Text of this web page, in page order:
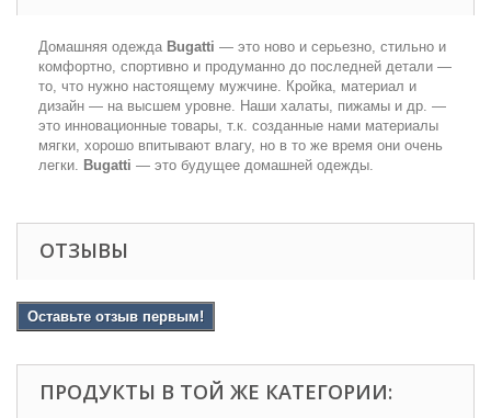
Домашняя одежда Bugatti — это ново и серьезно, стильно и
комфортно, спортивно и продуманно до последней детали —
то, что нужно настоящему мужчине. Кройка, материал и
дизайн — на высшем уровне. Наши халаты, пижамы и др. —
это инновационные товары, т.к. созданные нами материалы
мягки, хорошо впитывают влагу, но в то же время они очень
легки.
Bugatti — это будущее домашней одежды.
ОТЗЫВЫ
Оставьте отзыв первым!
ПРОДУКТЫ В ТОЙ ЖЕ КАТЕГОРИИ: